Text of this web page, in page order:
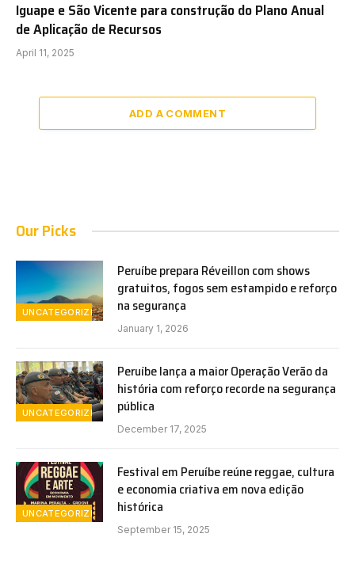
Iguape e São Vicente para construção do Plano Anual
de Aplicação de Recursos
April 11, 2025
ADD A COMMENT
Our Picks
UNCATEGORIZED
Peruíbe prepara Réveillon com shows
gratuitos, fogos sem estampido e reforço
na segurança
January 1, 2026
UNCATEGORIZED
Peruíbe lança a maior Operação Verão da
história com reforço recorde na segurança
pública
December 17, 2025
UNCATEGORIZED
Festival em Peruíbe reúne reggae, cultura
e economia criativa em nova edição
histórica
September 15, 2025